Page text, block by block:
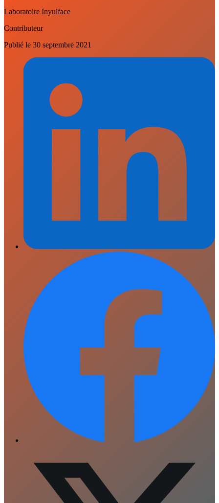
Laboratoire Inyulface
Contributeur
Publié le 30 septembre 2021